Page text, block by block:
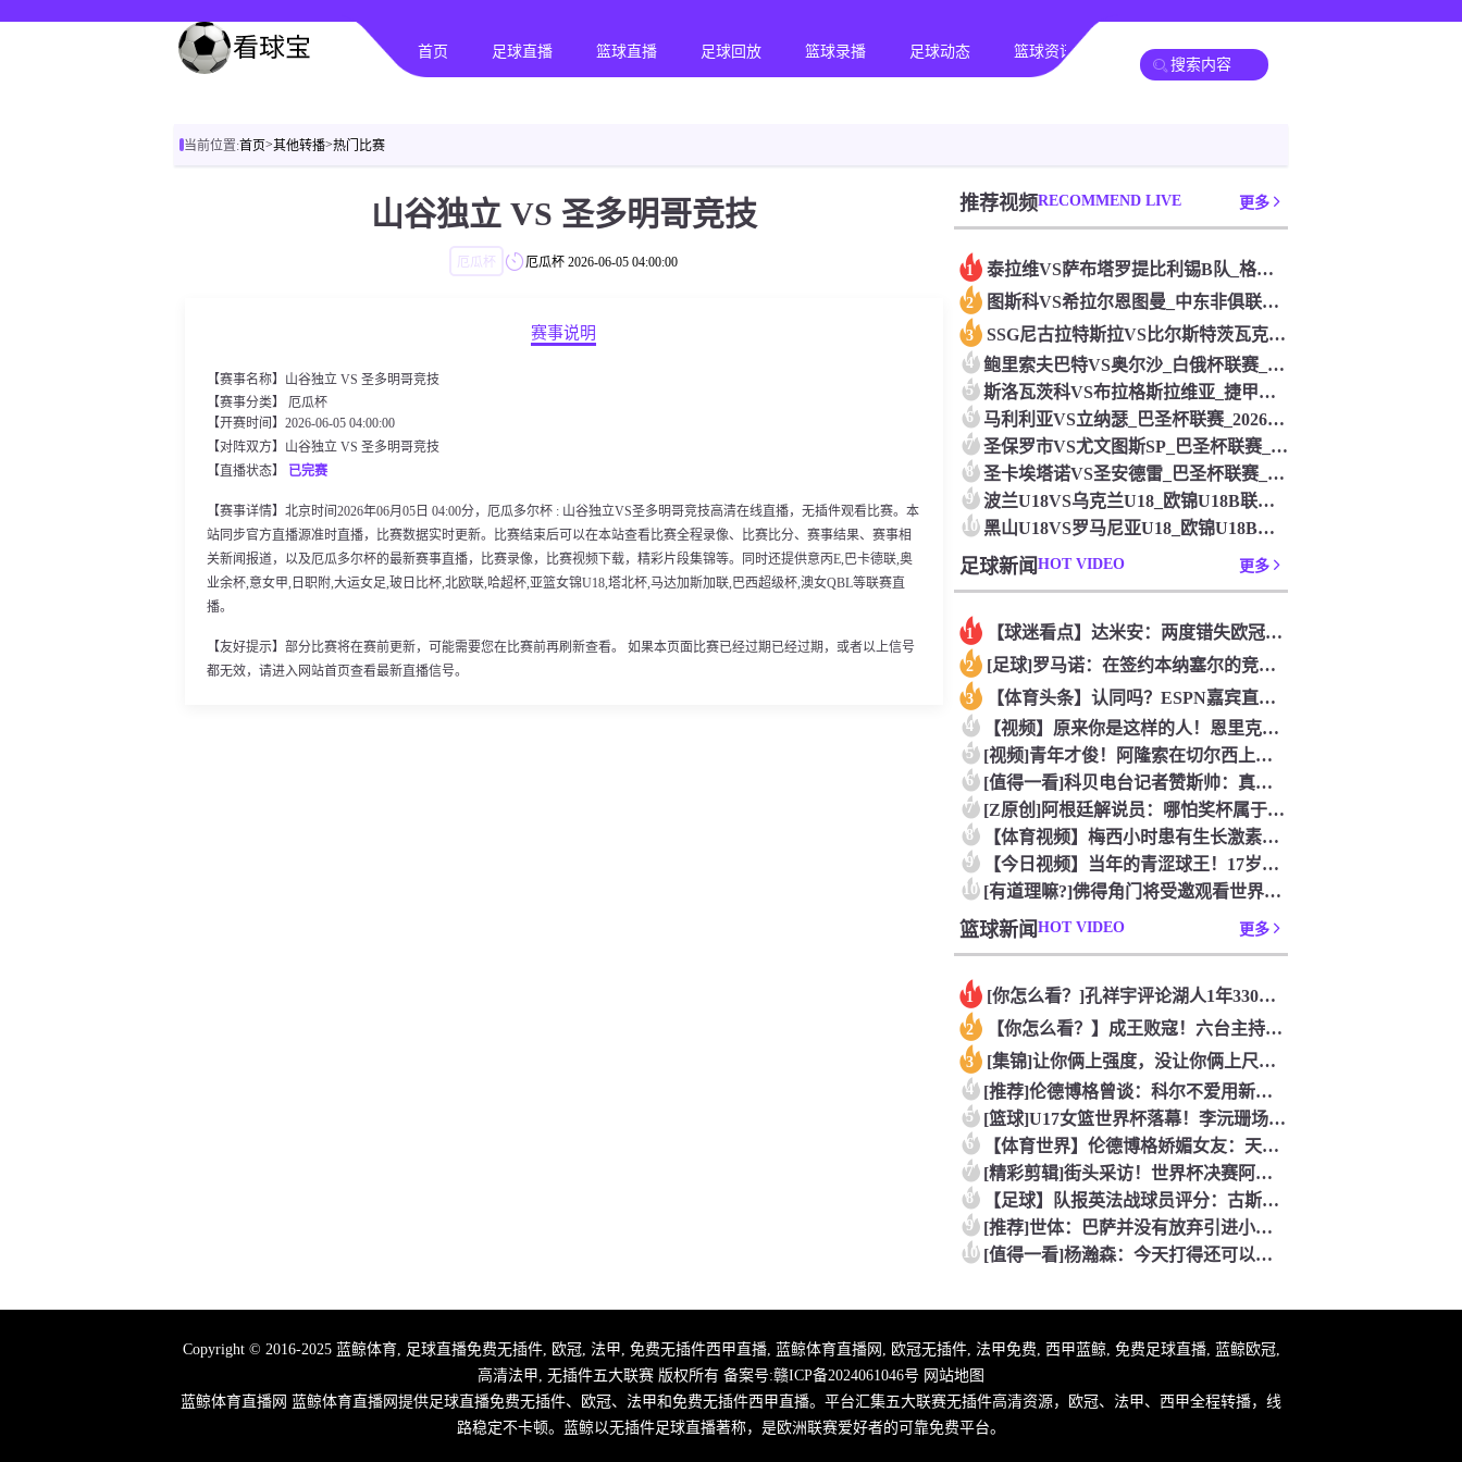
首页 足球直播 篮球直播 足球回放 篮球录播 足球动态 篮球资讯 其他转播
当前位置:首页>其他转播>热门比赛
山谷独立 VS 圣多明哥竞技
厄瓜杯 厄瓜杯 2026-06-05 04:00:00
赛事说明
【赛事名称】山谷独立 VS 圣多明哥竞技
【赛事分类】 厄瓜杯
【开赛时间】2026-06-05 04:00:00
【对阵双方】山谷独立 VS 圣多明哥竞技
【直播状态】 已完赛
【赛事详情】北京时间2026年06月05日 04:00分，厄瓜多尔杯 : 山谷独立VS圣多明哥竞技高清在线直播，无插件观看比赛。本
站同步官方直播源准时直播，比赛数据实时更新。比赛结束后可以在本站查看比赛全程录像、比赛比分、赛事结果、赛事相
关新闻报道，以及厄瓜多尔杯的最新赛事直播，比赛录像，比赛视频下载，精彩片段集锦等。同时还提供意丙E,巴卡德联,奥
业余杯,意女甲,日职附,大运女足,玻日比杯,北欧联,哈超杯,亚篮女锦U18,塔北杯,马达加斯加联,巴西超级杯,澳女QBL等联赛直
播。
【友好提示】部分比赛将在赛前更新，可能需要您在比赛前再刷新查看。 如果本页面比赛已经过期已经过期，或者以上信号
都无效，请进入网站首页查看最新直播信号。
推荐视频RECOMMEND LIVE 更多
1 泰拉维VS萨布塔罗提比利锡B队_格鲁杯联赛_2026年07月
2 图斯科VS希拉尔恩图曼_中东非俱联赛_2026年07月26日
3 SSG尼古拉特斯拉VS比尔斯特茨瓦克_德戊联赛_2026年0
4 鲍里索夫巴特VS奥尔沙_白俄杯联赛_2026年07月26日
5 斯洛瓦茨科VS布拉格斯拉维亚_捷甲联赛_2026年07月26
6 马利利亚VS立纳瑟_巴圣杯联赛_2026年07月26日
7 圣保罗市VS尤文图斯SP_巴圣杯联赛_2026年07月26日
8 圣卡埃塔诺VS圣安德雷_巴圣杯联赛_2026年07月26日
9 波兰U18VS乌克兰U18_欧锦U18B联赛_2026年07
10 黑山U18VS罗马尼亚U18_欧锦U18B联赛_2026年0
足球新闻 HOT VIDEO 更多
1 【球迷看点】达米安：两度错失欧冠是我在国米最大遗憾，不退役我
2 [足球]罗马诺：在签约本纳塞尔的竞争中，加拉法处于领先地位
3 【体育头条】认同吗？ESPN嘉宾直言：帕雷德斯的行为无法容忍
4 【视频】原来你是这样的人！恩里克以为奥古斯托在给自己拍照，但
5 [视频]青年才俊！阿隆索在切尔西上任后的第七堂训练课！
6 [值得一看]科贝电台记者赞斯帅：真正的绅士，拥抱德拉富恩特+
7 [Z原创]阿根廷解说员：哪怕奖杯属于西班牙，梅西早已唤醒阿根
8 【体育视频】梅西小时患有生长激素缺乏症，当时巴萨总监看了比赛
9 【今日视频】当年的青涩球王！17岁青涩梅西奶音：我们用节奏把
10 [有道理嘛?]佛得角门将受邀观看世界杯决赛，还遇到了传奇门将
篮球新闻 HOT VIDEO 更多
1 [你怎么看？]孔祥宇评论湖人1年330万签约塞布尔，性价比极
2 【你怎么看？】成王败寇！六台主持人：西班牙完全掌控比赛，阿根
3 [集锦]让你俩上强度，没让你俩上尺度……看懵了
4 [推荐]伦德博格曾谈：科尔不爱用新秀！但我很有机会上场，甚至
5 [篮球]U17女篮世界杯落幕！李沅珊场均20.3分荣膺得分王
6 【体育世界】伦德博格娇媚女友：天哪 这个奖杯可以直接放进我们
7 [精彩剪辑]街头采访！世界杯决赛阿根廷vs西班牙，英格兰球迷
8 【足球】队报英法战球员评分：古斯托、科纳特、特奥、杜埃、谢尔
9 [推荐]世体：巴萨并没有放弃引进小蜘蛛，希望在英国集训期间完
10 [值得一看]杨瀚森：今天打得还可以！听到现场的加油声了！感谢
Copyright © 2016-2025 蓝鲸体育, 足球直播免费无插件, 欧冠, 法甲, 免费无插件西甲直播, 蓝鲸体育直播网, 欧冠无插件, 法甲免费, 西甲蓝鲸, 免费足球直播, 蓝鲸欧冠,
高清法甲, 无插件五大联赛 版权所有 备案号:赣ICP备2024061046号 网站地图
蓝鲸体育直播网 蓝鲸体育直播网提供足球直播免费无插件、欧冠、法甲和免费无插件西甲直播。平台汇集五大联赛无插件高清资源，欧冠、法甲、西甲全程转播，线
路稳定不卡顿。蓝鲸以无插件足球直播著称，是欧洲联赛爱好者的可靠免费平台。